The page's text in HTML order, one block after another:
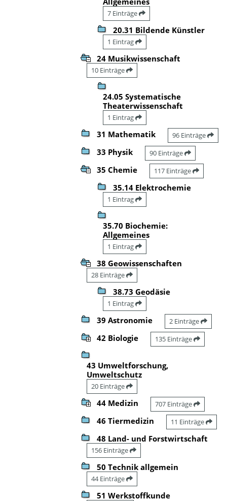
7 Einträge
20.31 Bildende Künstler
1 Eintrag
24 Musikwissenschaft
10 Einträge
24.05 Systematische
Theaterwissenschaft
1 Eintrag
31 Mathematik 96 Einträge
33 Physik 90 Einträge
35 Chemie 117 Einträge
35.14 Elektrochemie
1 Eintrag
35.70 Biochemie:
Allgemeines
1 Eintrag
38 Geowissenschaften
28 Einträge
38.73 Geodäsie
1 Eintrag
39 Astronomie 2 Einträge
42 Biologie 135 Einträge
43 Umweltforschung,
Umweltschutz
20 Einträge
44 Medizin 707 Einträge
46 Tiermedizin 11 Einträge
48 Land- und Forstwirtschaft
156 Einträge
50 Technik allgemein
44 Einträge
51 Werkstoffkunde